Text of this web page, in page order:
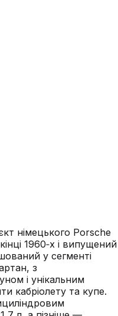
німецького Porsche
1960‑х і випущений
у сегменті
з
і унікальним
кабріолету та купе.